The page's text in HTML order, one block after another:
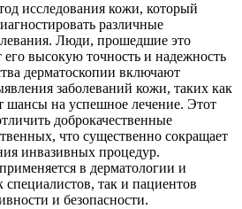
исследования кожи, который
различные
Люди, прошедшие это
его высокую точность и надежность
дерматоскопии включают
заболеваний кожи, таких как
шансы на успешное лечение. Этот
доброкачественные
что существенно сокращает
инвазивных процедур.
в дерматологии и
специалистов, так и пациентов
и безопасности.